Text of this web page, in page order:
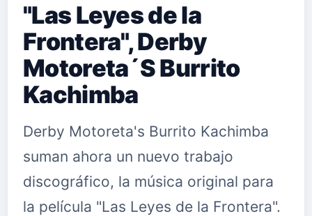
"Las Leyes de la
Frontera", Derby
Motoreta´S Burrito
Kachimba
Derby Motoreta's Burrito Kachimba
suman ahora un nuevo trabajo
discográfico, la música original para
la película "Las Leyes de la Frontera".